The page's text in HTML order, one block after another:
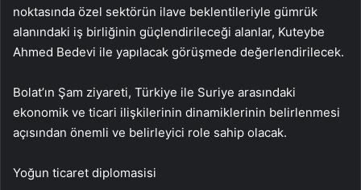
noktasında özel sektörün ilave beklentileriyle gümrük
alanındaki iş birliğinin güçlendirileceği alanlar, Kuteybe
Ahmed Bedevi ile yapılacak görüşmede değerlendirilecek.
Bolat’ın Şam ziyareti, Türkiye ile Suriye arasındaki
ekonomik ve ticari ilişkilerinin dinamiklerinin belirlenmesi
açısından önemli ve belirleyici role sahip olacak.
Yoğun ticaret diplomasisi